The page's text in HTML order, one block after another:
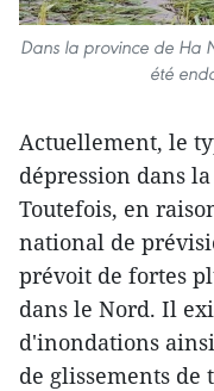
Dans la province de Ha
été
Actuellement, le
dépression dans
Toutefois, en
national de
prévoit de fortes
dans le Nord. Il
d'inondations
de glissements